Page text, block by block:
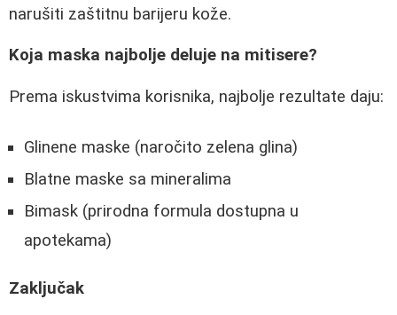
narušiti zaštitnu barijeru kože.
Koja maska najbolje deluje na mitisere?
Prema iskustvima korisnika, najbolje rezultate daju:
Glinene maske (naročito zelena glina)
Blatne maske sa mineralima
Bimask (prirodna formula dostupna u
apotekama)
Zaključak